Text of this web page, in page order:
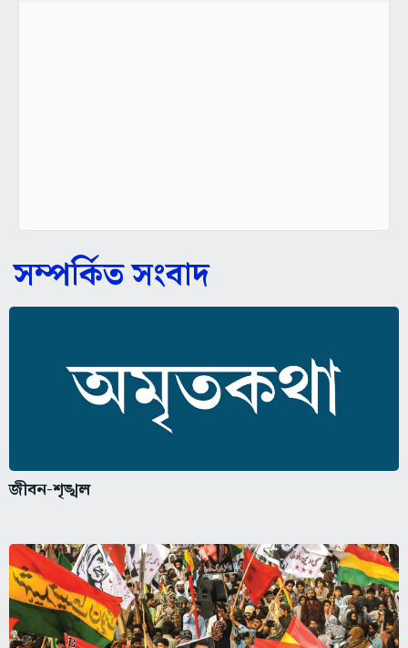
সম্পর্কিত সংবাদ
জীবন-শৃঙ্খল